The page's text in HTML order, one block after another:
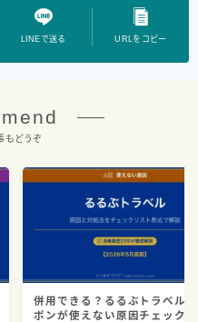
LINEで送る URLをコピー
もどうぞ
併用できる？るるぶトラベル
ポンが使えない原因チェック